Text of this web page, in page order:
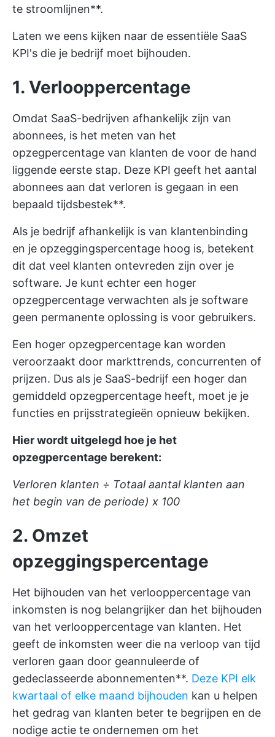
te stroomlijnen**.
Laten we eens kijken naar de essentiële SaaS
KPI's die je bedrijf moet bijhouden.
1. Verlooppercentage
Omdat SaaS-bedrijven afhankelijk zijn van
abonnees, is het meten van het
opzegpercentage van klanten de voor de hand
liggende eerste stap. Deze KPI geeft het aantal
abonnees aan dat verloren is gegaan in een
bepaald tijdsbestek**.
Als je bedrijf afhankelijk is van klantenbinding
en je opzeggingspercentage hoog is, betekent
dit dat veel klanten ontevreden zijn over je
software. Je kunt echter een hoger
opzegpercentage verwachten als je software
geen permanente oplossing is voor gebruikers.
Een hoger opzegpercentage kan worden
veroorzaakt door markttrends, concurrenten of
prijzen. Dus als je SaaS-bedrijf een hoger dan
gemiddeld opzegpercentage heeft, moet je je
functies en prijsstrategieën opnieuw bekijken.
Hier wordt uitgelegd hoe je het
opzegpercentage berekent:
Verloren klanten ÷ Totaal aantal klanten aan
het begin van de periode) x 100
2. Omzet
opzeggingspercentage
Het bijhouden van het verlooppercentage van
inkomsten is nog belangrijker dan het bijhouden
van het verlooppercentage van klanten. Het
geeft de inkomsten weer die na verloop van tijd
verloren gaan door geannuleerde of
gedeclasseerde abonnementen**. Deze KPI elk
kwartaal of elke maand bijhouden kan u helpen
het gedrag van klanten beter te begrijpen en de
nodige actie te ondernemen om het